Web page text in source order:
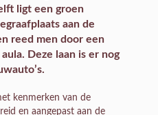
ligt een groen
aan de
reed men door een
Deze laan is er nog
kenmerken van de
en aangepast aan de